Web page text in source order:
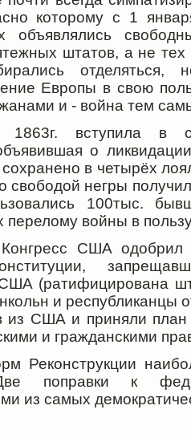
которому с 1
объявлялись
штатов, а не
отделяться,
Европы в свою
и - война тем
1863г. вступила в
о
в четырёх
свободой негры
100тыс.
перелому войны в
США одобрил
(ратифицирована
и республиканцы
из США и приняли
и гражданскими
Реконструкции
поправки к
из самых